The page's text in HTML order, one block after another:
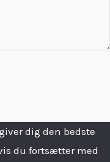
dig den bedste
du fortsætter med